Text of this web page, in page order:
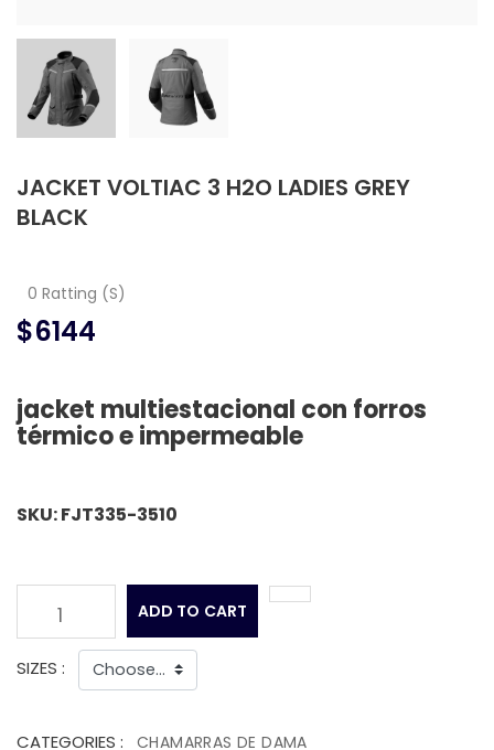
JACKET VOLTIAC 3 H2O LADIES GREY
BLACK
0 Ratting (S)
$6144
jacket multiestacional con forros
térmico e impermeable
SKU: FJT335-3510
1 ADD TO CART
SIZES :
CATEGORIES : CHAMARRAS DE DAMA